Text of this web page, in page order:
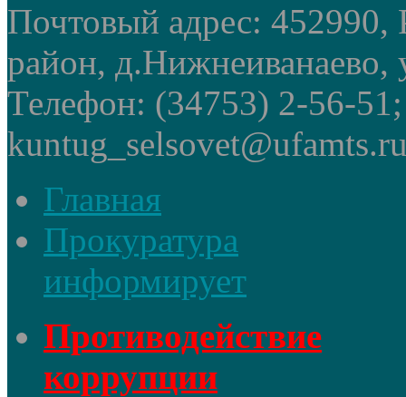
Почтовый адрес: 452990,
район, д.Нижнеиванаево,
Телефон: (34753) 2-56-
Главная
Прокуратура
информирует
Противодействие
коррупции